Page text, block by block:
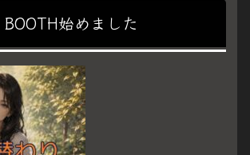
BOOTH始めました